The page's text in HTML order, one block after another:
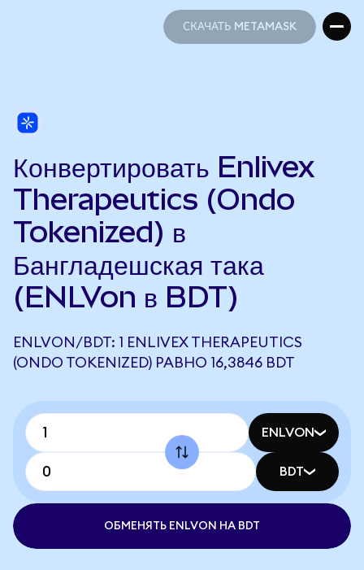
СКАЧАТЬ METAMASK
Конвертировать Enlivex
Therapeutics (Ondo
Tokenized) в
Бангладешская така
(ENLVon в BDT)
ENLVON/BDT: 1 ENLIVEX THERAPEUTICS
(ONDO TOKENIZED) РАВНО 16,3846 BDT
ENLVON
BDT
ОБМЕНЯТЬ ENLVON НА BDT